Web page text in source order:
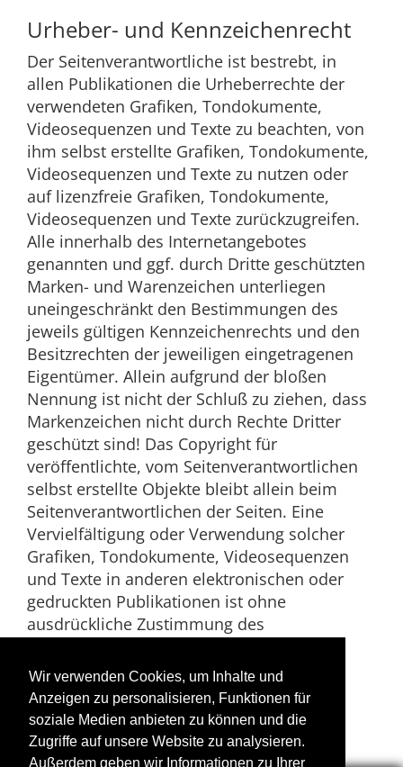
Wir verwenden Cookies, um Inhalte und
Anzeigen zu personalisieren, Funktionen für
soziale Medien anbieten zu können und die
Zugriffe auf unsere Website zu analysieren.
Außerdem geben wir Informationen zu Ihrer
Urheber- und Kennzeichenrecht
Der Seitenverantwortliche ist bestrebt, in
allen Publikationen die Urheberrechte der
verwendeten Grafiken, Tondokumente,
Videosequenzen und Texte zu beachten, von
ihm selbst erstellte Grafiken, Tondokumente,
Videosequenzen und Texte zu nutzen oder
auf lizenzfreie Grafiken, Tondokumente,
Videosequenzen und Texte zurückzugreifen.
Alle innerhalb des Internetangebotes
genannten und ggf. durch Dritte geschützten
Marken- und Warenzeichen unterliegen
uneingeschränkt den Bestimmungen des
jeweils gültigen Kennzeichenrechts und den
Besitzrechten der jeweiligen eingetragenen
Eigentümer. Allein aufgrund der bloßen
Nennung ist nicht der Schluß zu ziehen, dass
Markenzeichen nicht durch Rechte Dritter
geschützt sind! Das Copyright für
veröffentlichte, vom Seitenverantwortlichen
selbst erstellte Objekte bleibt allein beim
Seitenverantwortlichen der Seiten. Eine
Vervielfältigung oder Verwendung solcher
Grafiken, Tondokumente, Videosequenzen
und Texte in anderen elektronischen oder
gedruckten Publikationen ist ohne
ausdrückliche Zustimmung des
Datenschutz
Datenschutzerklärung